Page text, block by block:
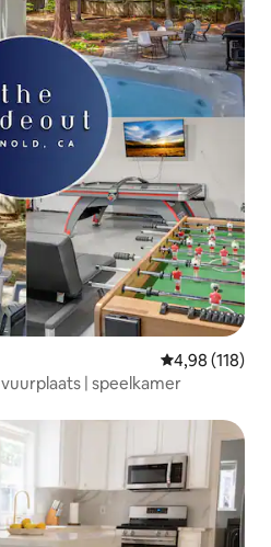
Gemiddelde
4,98 (118)
| speelkamer